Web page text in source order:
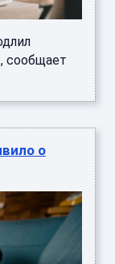
сообщает
о